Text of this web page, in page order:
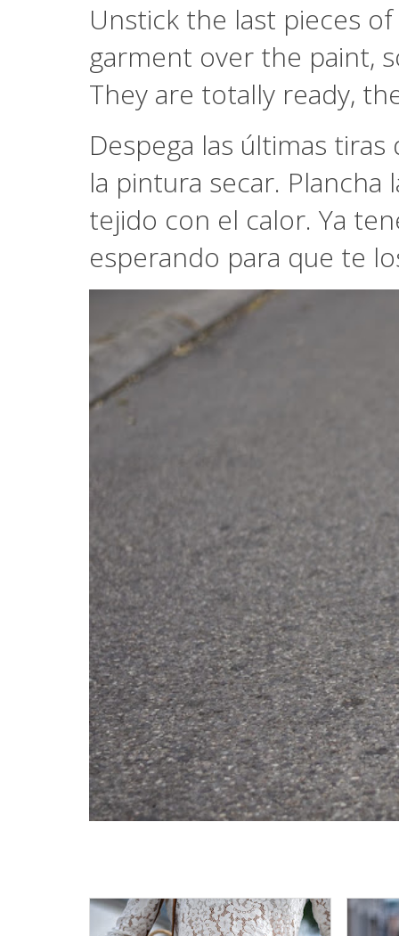
Unstick the last pieces
garment over the paint,
They are totally ready,
Despega las últimas
la pintura secar.
tejido con el calor. Ya
esperando para que te